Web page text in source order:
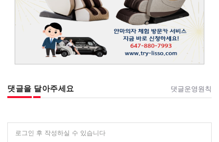
댓글을 달아주세요 댓글운영원칙
로그인 후 작성하실 수 있습니다